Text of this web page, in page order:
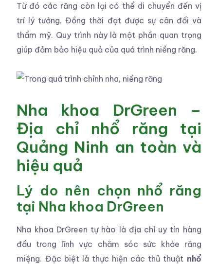
Từ đó các răng còn lại có thể di chuyển đến vị
trí lý tưởng. Đồng thời đạt được sự cân đối và
thẩm mỹ. Quy trình này là một phần quan trọng
giúp đảm bảo hiệu quả của quá trình niềng răng.
Nha khoa DrGreen –
Địa chỉ nhổ răng tại
Quảng Ninh an toàn và
hiệu quả
Lý do nên chọn nhổ răng
tại Nha khoa DrGreen
Nha khoa DrGreen tự hào là địa chỉ uy tín hàng
đầu trong lĩnh vực chăm sóc sức khỏe răng
miệng. Đặc biệt là thực hiện các thủ thuật nhổ